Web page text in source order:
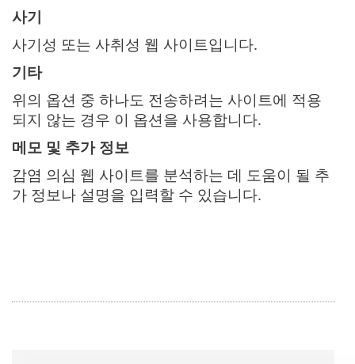
사기
사기성 또는 사취성 웹 사이트입니다.
기타
위의 옵션 중 하나도 전송하려는 사이트에 적용
되지 않는 경우 이 옵션을 사용합니다.
메모 및 추가 정보
감염 의심 웹 사이트를 분석하는 데 도움이 될 추
가 정보나 설명을 입력할 수 있습니다.